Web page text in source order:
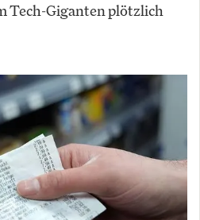
Tech-Giganten plötzlich